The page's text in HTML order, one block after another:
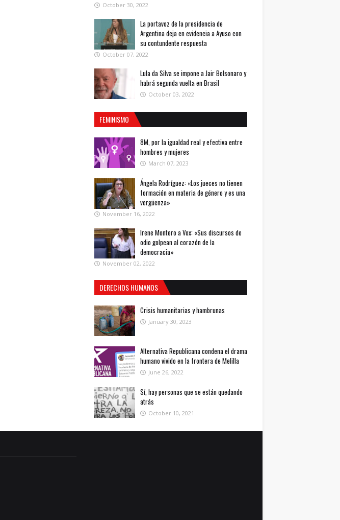
October 30, 2022
La portavoz de la presidencia de
Argentina deja en evidencia a Ayuso con
su contundente respuesta
October 07, 2022
Lula da Silva se impone a Jair Bolsonaro y
habrá segunda vuelta en Brasil
October 03, 2022
FEMINISMO
8M, por la igualdad real y efectiva entre
hombres y mujeres
March 07, 2023
Ángela Rodríguez: «Los jueces no tienen
formación en materia de género y es una
vergüenza»
November 16, 2022
Irene Montero a Vox: «Sus discursos de
odio golpean al corazón de la
democracia»
November 02, 2022
DERECHOS HUMANOS
Crisis humanitarias y hambrunas
January 30, 2023
Alternativa Republicana condena el drama
humano vivido en la frontera de Melilla
June 26, 2022
Sí, hay personas que se están quedando
atrás
October 10, 2021